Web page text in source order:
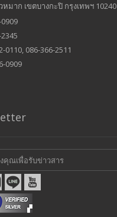
หมาก เขตบางกะปิ กรุงเทพฯ 10240
0110, 086-366-2511
0909